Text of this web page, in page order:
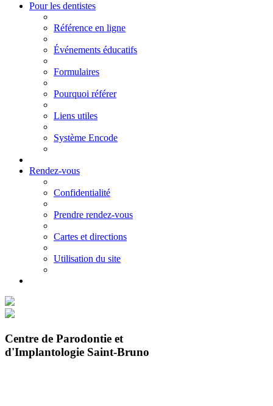
Pour les dentistes
Référence en ligne
Événements éducatifs
Formulaires
Pourquoi référer
Liens utiles
Système Encode
Rendez-vous
Confidentialité
Prendre rendez-vous
Cartes et directions
Utilisation du site
Centre de Parodontie et
d'Implantologie Saint-Bruno